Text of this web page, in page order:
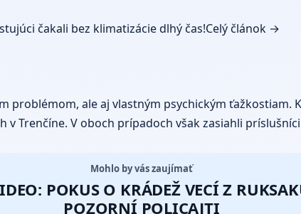
čakali bez klimatizácie dlhý čas!Celý článok →
problémom, ale aj vlastným psychickým
Trenčíne. V oboch prípadoch však zasiahli
Mohlo by vás zaujímať
POKUS O KRÁDEŽ VECÍ Z
POZORNÍ POLICAJTI